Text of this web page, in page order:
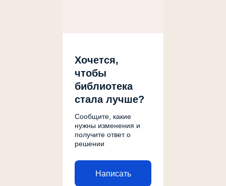
Хочется,
чтобы
библиотека
стала лучше?
Сообщите, какие
нужны изменения и
получите ответ о
решении
Написать